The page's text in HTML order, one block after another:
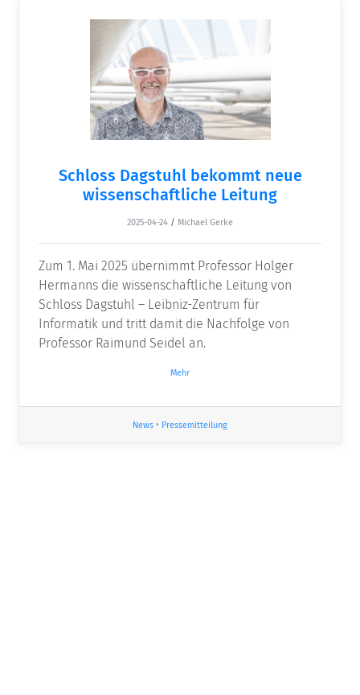
Schloss Dagstuhl bekommt neue
wissenschaftliche Leitung
2025-04-24 / Michael Gerke
Zum 1. Mai 2025 übernimmt Professor Holger
Hermanns die wissenschaftliche Leitung von
Schloss Dagstuhl – Leibniz-Zentrum für
Informatik und tritt damit die Nachfolge von
Professor Raimund Seidel an.
Mehr
News • Pressemitteilung